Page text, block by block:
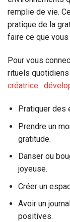
remplie de vie.
pratique de la
faire ce que vous
Pour vous
rituels
créatrice :
Pratiquer des
Prendre un
gratitude.
Danser ou
joyeuse.
Créer un
Avoir un
positives.